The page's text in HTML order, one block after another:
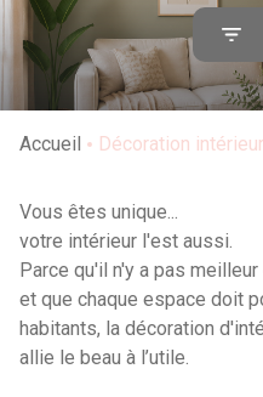
Accueil
Acheter
Vendre
intérieur
Contact
Accueil Décoration intérieur
Vous êtes unique...
votre intérieur l'est aussi.
Parce qu'il n'y a pas
et que chaque espace doit
habitants, la décoration
allie le beau à l’utile.